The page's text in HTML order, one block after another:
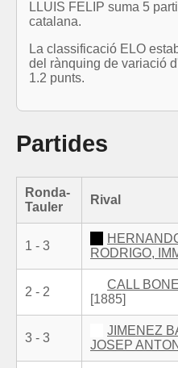
LLUIS FELIP suma 5
catalana.
La classificació ELO
del rànquing de variació
1.2 punts.
Partides
Ronda-
Tauler
Rival
1 - 3
RODRIGO,
2 - 2
CALL
[1885]
3 - 3
JIMENEZ
JOSEP ANTONI